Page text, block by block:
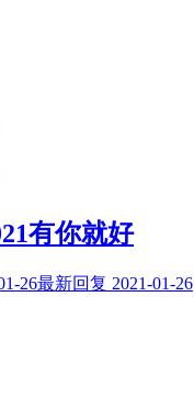
有你就好
26最新回复 2021-01-26